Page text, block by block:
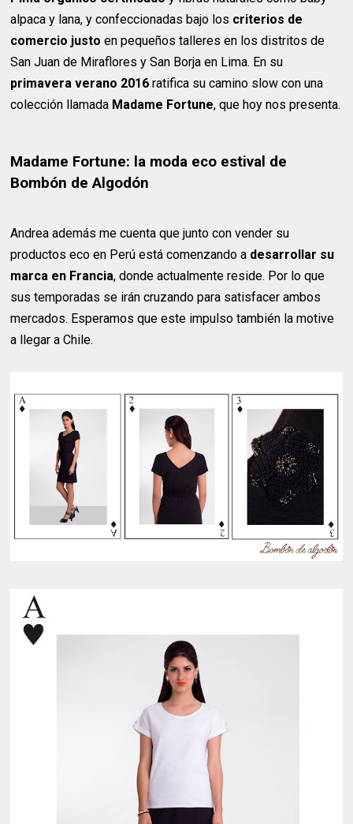
alpaca y lana, y confeccionadas bajo los criterios de
comercio justoen pequeños talleres en los distritos de
San Juan de Miraflores y San Borja en Lima. En su
primavera verano 2016 ratifica su camino slow con una
colección llamada Madame Fortune, que hoy nos presenta.
Madame Fortune: la moda eco estival de
Bombón de Algodón
Andrea además me cuenta que junto con vender su
productos eco en Perú está comenzando a desarrollar su
marca en Francia, donde actualmente reside. Por lo que
sus temporadas se irán cruzando para satisfacer ambos
mercados. Esperamos que este impulso también la motive
a llegar a Chile.